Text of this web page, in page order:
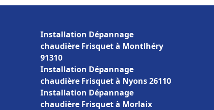
Installation Dépannage
chaudière Frisquet à Montlhéry
91310
Installation Dépannage
chaudière Frisquet à Nyons 26110
Installation Dépannage
chaudière Frisquet à Morlaix